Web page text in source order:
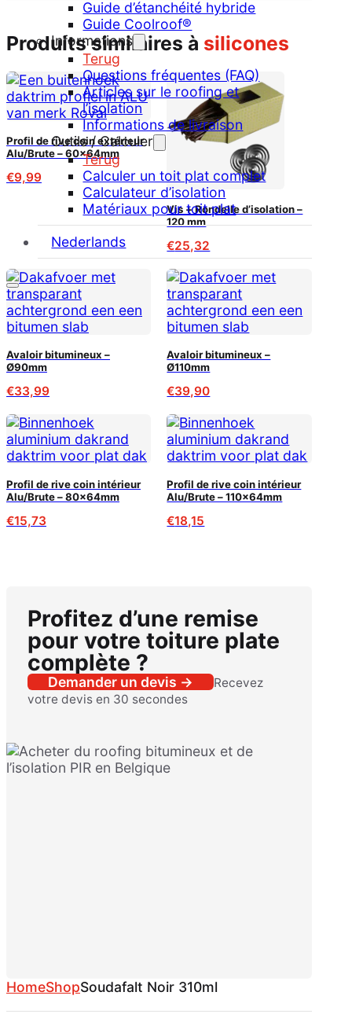
Guide d’étanchéité hybride
Guide Coolroof®
Informations
Terug
Questions fréquentes (FAQ)
Articles sur le roofing et
l’isolation
Informations de livraison
Outils / Calculer
Terug
Calculer un toit plat complet
Calculateur d’isolation
Matériaux pour toit plat
Nederlands
produits similaires à silicones
Profil de rive coin extérieur
Alu/Brute – 60x64mm
€9,99
Vis + Rondelle d’isolation –
120 mm
€25,32
Avaloir bitumineux –
Ø90mm
€33,99
Avaloir bitumineux –
Ø110mm
€39,90
Profil de rive coin intérieur
Alu/Brute – 80x64mm
€15,73
Profil de rive coin intérieur
Alu/Brute – 110x64mm
€18,15
Profitez d’une remise
pour votre toiture plate
complète ?
Demander un devis →
Recevez
votre devis en 30 secondes
HomeShopSoudafalt Noir 310ml